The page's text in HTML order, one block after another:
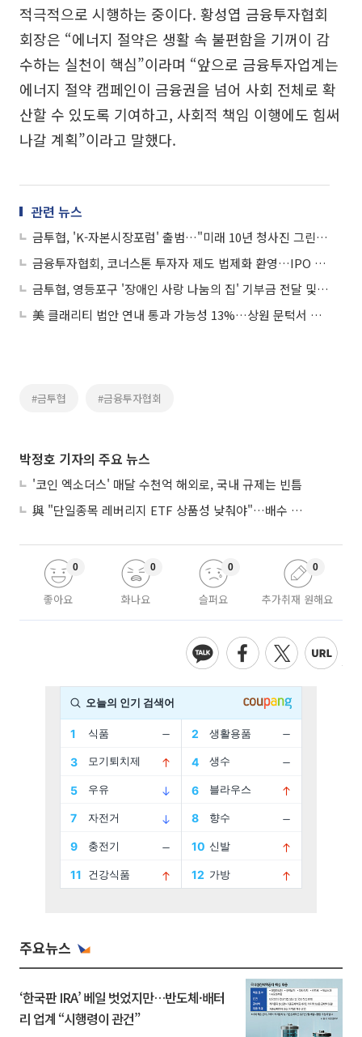
적극적으로 시행하는 중이다. 황성엽 금융투자협회
회장은 “에너지 절약은 생활 속 불편함을 기꺼이 감
수하는 실천이 핵심”이라며 “앞으로 금융투자업계는
에너지 절약 캠페인이 금융권을 넘어 사회 전체로 확
산할 수 있도록 기여하고, 사회적 책임 이행에도 힘써
나갈 계획”이라고 말했다.
관련 뉴스
금투협, 'K-자본시장포럼' 출범…"미래 10년 청사진 그린다"
금융투자협회, 코너스톤 투자자 제도 법제화 환영…IPO 선진화 기대
금투협, 영등포구 '장애인 사랑 나눔의 집' 기부금 전달 및 배식 봉사 실시
美 클래리티 법안 연내 통과 가능성 13%…상원 문턱서 제동
#금투협 #금융투자협회
박정호 기자의 주요 뉴스
'코인 엑소더스' 매달 수천억 해외로, 국내 규제는 빈틈
與 "단일종목 레버리지 ETF 상품성 낮춰야"…배수 조정안도 거론
좋아요
0
화나요
0
슬퍼요
0
추가취재 원해요
0
주요뉴스
‘한국판 IRA’ 베일 벗었지만…반도체·배터
리 업계 “시행령이 관건”